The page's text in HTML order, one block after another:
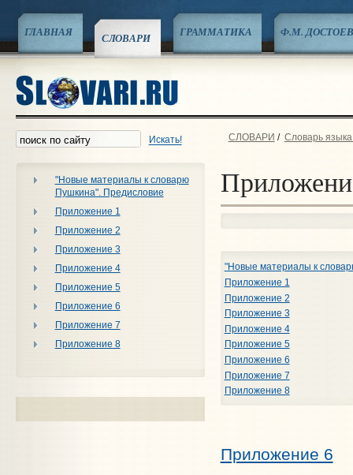
ГЛАВНАЯ СЛОВАРИ ГРАММАТИКА Ф.М.
Искать!
"Новые материалы к словарю
Пушкина". Предисловие
Приложение 1
Приложение 2
Приложение 3
Приложение 4
Приложение 5
Приложение 6
Приложение 7
Приложение 8
СЛОВАРИ / Словарь
"Новые материалы к
Приложение 1
Приложение 2
Приложение 3
Приложение 4
Приложение 5
Приложение 6
Приложение 7
Приложение 8
Приложение 6